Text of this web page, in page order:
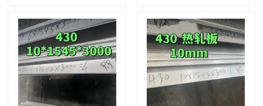
Producten
Video's